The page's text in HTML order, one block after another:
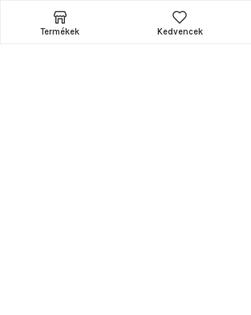
Általános szerződési feltételek
Termékek Kedvencek